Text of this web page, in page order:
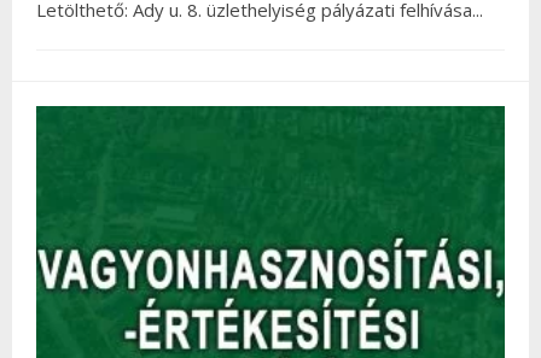
Letölthető: Ady u. 8. üzlethelyiség pályázati felhívása...